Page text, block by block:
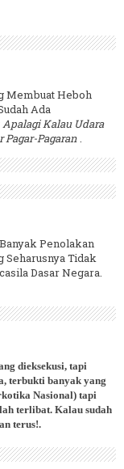
Membuat Heboh
Ada
Kalau Udara
Pagar-Pagaran
Penolakan
Seharusnya Tidak
Dasar Negara.
dieksekusi, tapi
terbukti banyak yang
Nasional) tapi
terlibat. Kalau sudah
terus!.